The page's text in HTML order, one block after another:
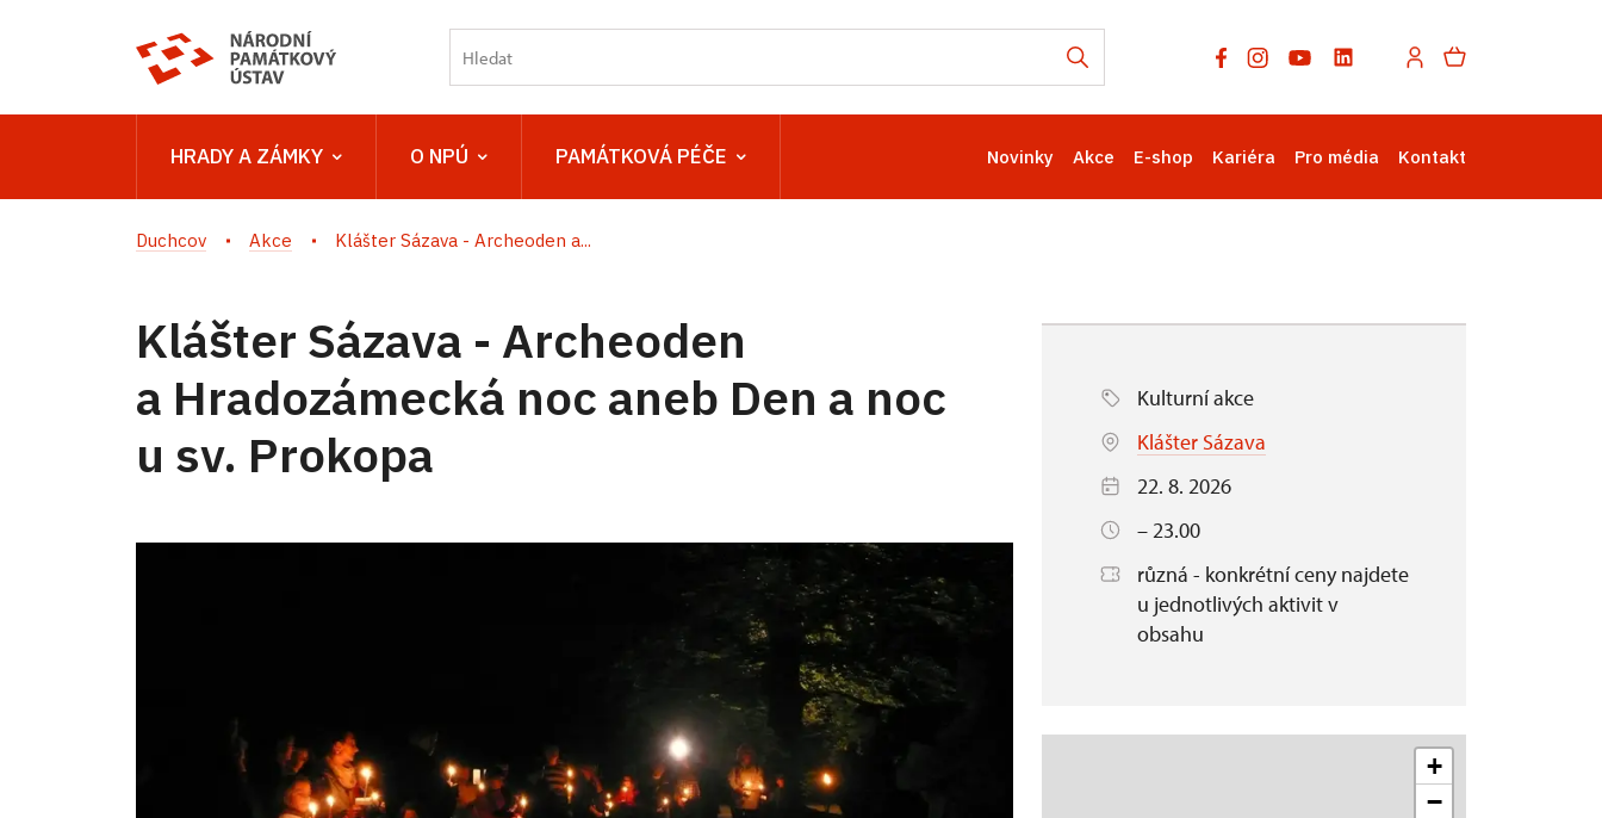
HRADY A ZÁMKY O NPÚ PAMÁTKOVÁ PÉČE Novinky Akce E-shop Kariéra Pro média Kontakt
Duchcov Akce Klášter Sázava - Archeoden a...
Klášter Sázava - Archeoden
a Hradozámecká noc aneb Den a noc
u sv. Prokopa
Kulturní akce
Klášter Sázava
22. 8. 2026
– 23.00
různá - konkrétní ceny najdete
u jednotlivých aktivit v
obsahu
+
−